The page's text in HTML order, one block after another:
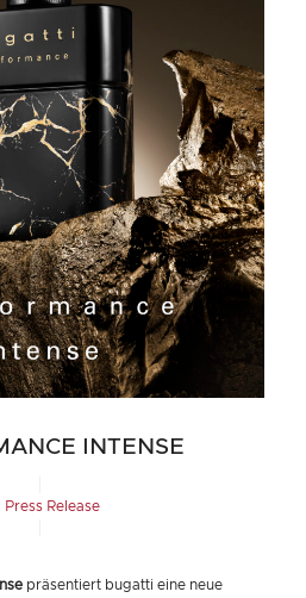
INTENSE
Press Release
präsentiert bugatti eine neue